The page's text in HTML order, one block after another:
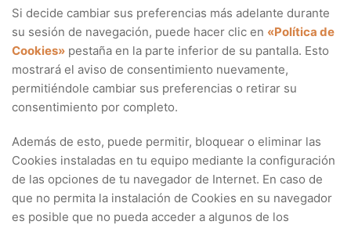
Si decide cambiar sus preferencias más adelante durante
su sesión de navegación, puede hacer clic en «Política de
Cookies» pestaña en la parte inferior de su pantalla. Esto
mostrará el aviso de consentimiento nuevamente,
permitiéndole cambiar sus preferencias o retirar su
consentimiento por completo.
Además de esto, puede permitir, bloquear o eliminar las
Cookies instaladas en tu equipo mediante la configuración
de las opciones de tu navegador de Internet. En caso de
que no permita la instalación de Cookies en su navegador
es posible que no pueda acceder a algunos de los